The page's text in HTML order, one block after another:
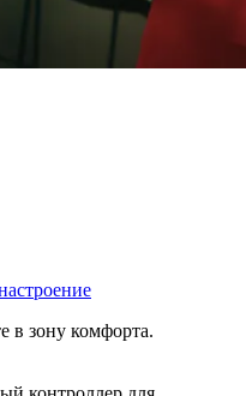
в зону комфорта.